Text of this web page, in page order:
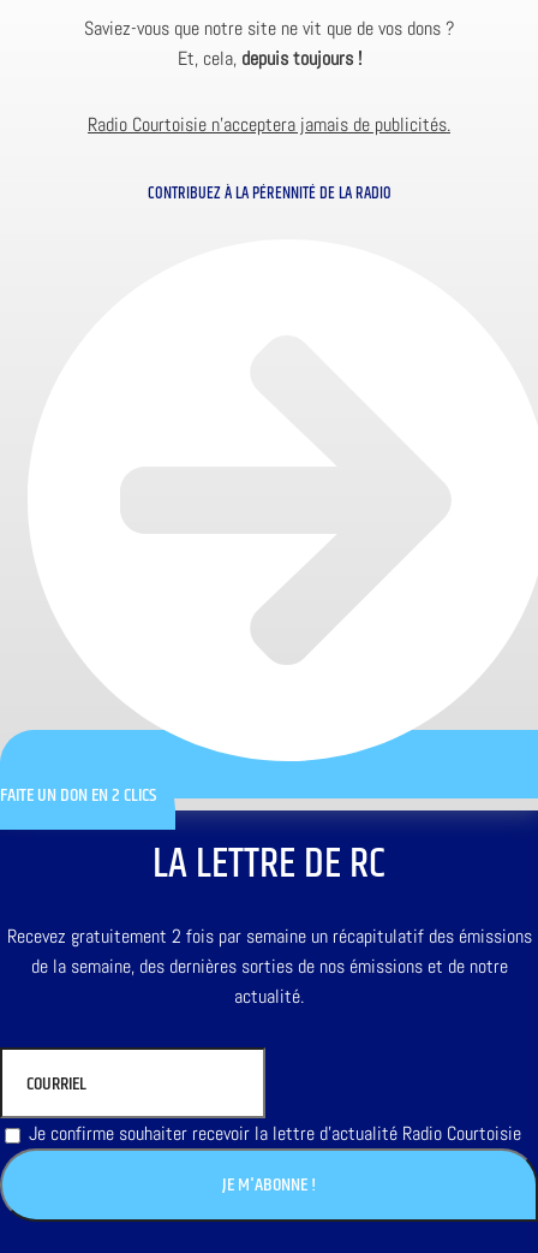
Saviez-vous que notre site ne vit que de vos dons ?
Et, cela, depuis toujours !
Radio Courtoisie n’acceptera jamais de publicités.
CONTRIBUEZ À LA PÉRENNITÉ DE LA RADIO
FAITE UN DON EN 2 CLICS
LA LETTRE DE RC
Recevez gratuitement 2 fois par semaine un récapitulatif des émissions
de la semaine, des dernières sorties de nos émissions et de notre
actualité.
Je confirme souhaiter recevoir la lettre d'actualité Radio Courtoisie